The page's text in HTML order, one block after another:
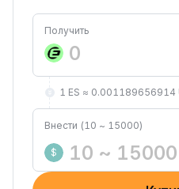
Получить
1 ES ≈ 0.001189656914
Внести (10 ~ 15000)
$